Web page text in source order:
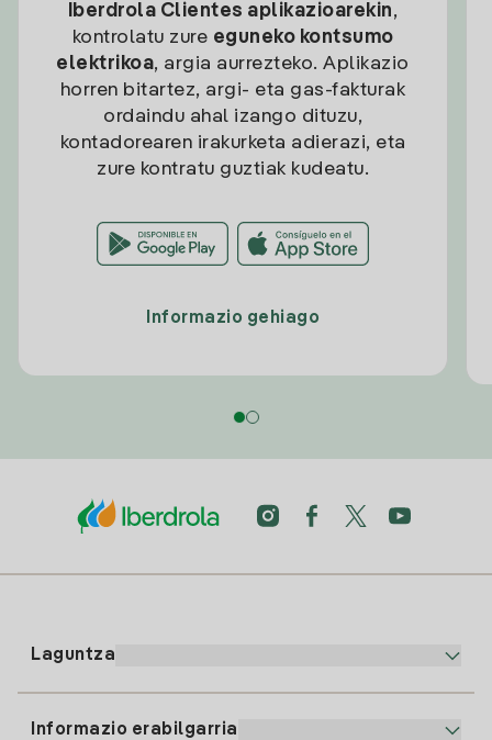
Iberdrola Clientes aplikazioarekin,
kontrolatu zure eguneko kontsumo
elektrikoa, argia aurrezteko. Aplikazio
horren bitartez, argi- eta gas-fakturak
ordaindu ahal izango dituzu,
kontadorearen irakurketa adierazi, eta
zure kontratu guztiak kudeatu.
Informazio gehiago
Laguntza
Informazio erabilgarria